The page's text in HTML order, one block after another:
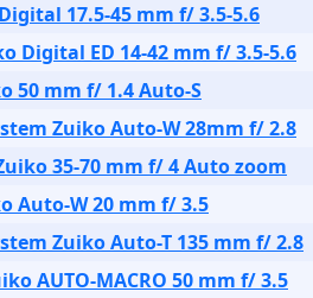
17.5-45 mm f/ 3.5-5.6
Digital ED 14-42 mm f/ 3.5-5.6
50 mm f/ 1.4 Auto-S
Zuiko Auto-W 28mm f/ 2.8
35-70 mm f/ 4 Auto zoom
Auto-W 20 mm f/ 3.5
Zuiko Auto-T 135 mm f/ 2.8
AUTO-MACRO 50 mm f/ 3.5